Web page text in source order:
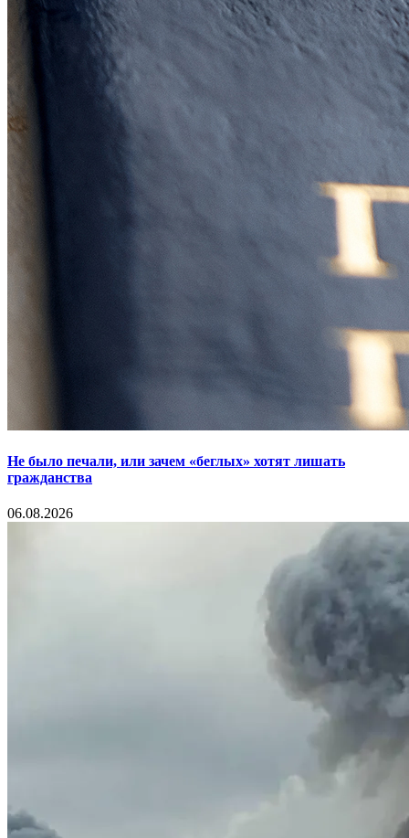
Не было печали, или зачем «беглых» хотят лишать
гражданства
06.08.2026